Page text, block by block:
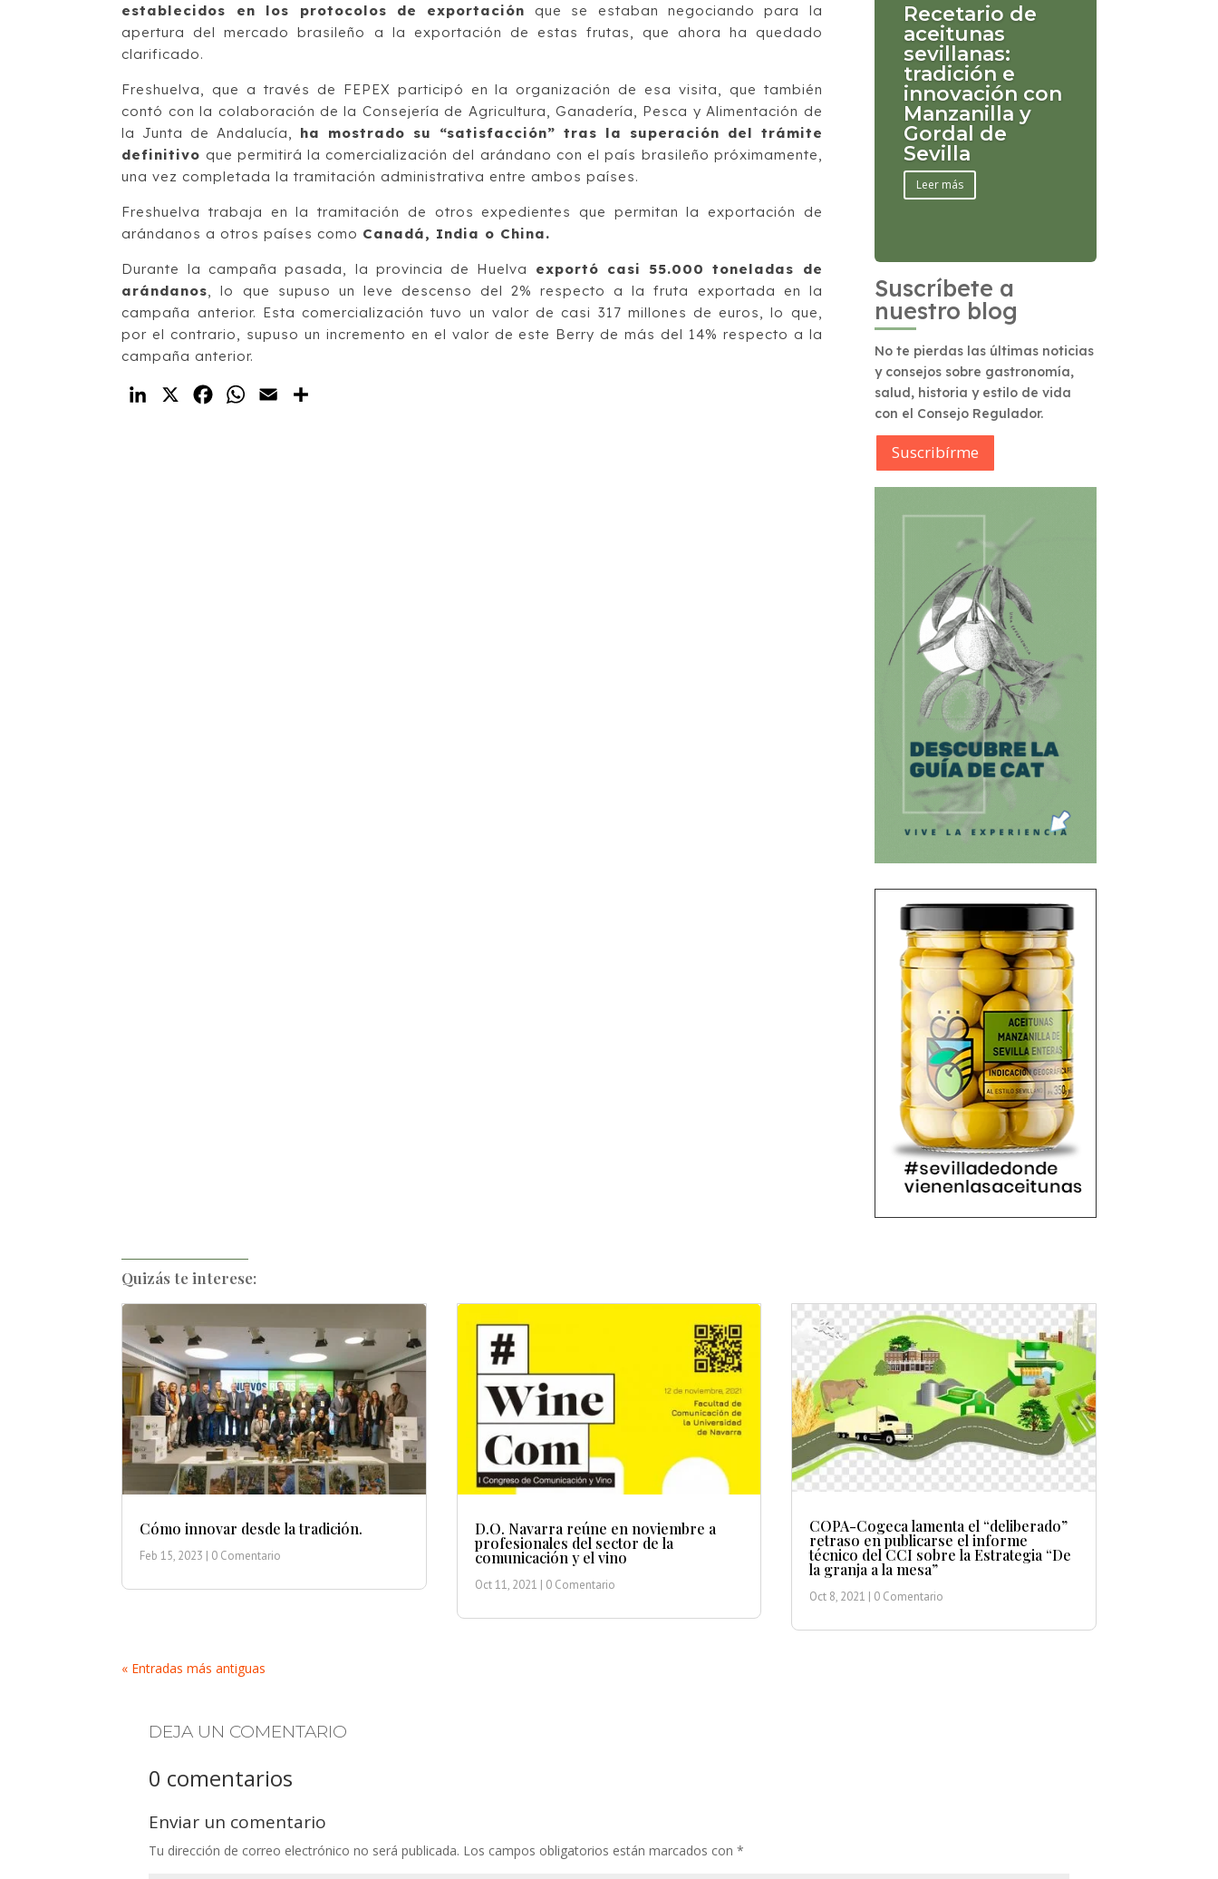
establecidos en los protocolos de exportación que se estaban negociando para la
apertura del mercado brasileño a la exportación de estas frutas, que ahora ha quedado
clarificado.
Freshuelva, que a través de FEPEX participó en la organización de esa visita, que también
contó con la colaboración de la Consejería de Agricultura, Ganadería, Pesca y Alimentación de
la Junta de Andalucía, ha mostrado su “satisfacción” tras la superación del trámite
definitivo que permitirá la comercialización del arándano con el país brasileño próximamente,
una vez completada la tramitación administrativa entre ambos países.
Freshuelva trabaja en la tramitación de otros expedientes que permitan la exportación de
arándanos a otros países como Canadá, India o China.
Durante la campaña pasada, la provincia de Huelva exportó casi 55.000 toneladas de
arándanos , lo que supuso un leve descenso del 2% respecto a la fruta exportada en la
campaña anterior. Esta comercialización tuvo un valor de casi 317 millones de euros, lo que,
por el contrario, supuso un incremento en el valor de este Berry de más del 14% respecto a la
campaña anterior.
LinkedIn
X FacebookWhatsApp
Email
Recetario de
aceitunas
sevillanas:
tradición e
innovación con
Manzanilla y
Gordal de
Sevilla
Leer más
Suscríbete a
nuestro blog
No te pierdas las últimas noticias
y consejos sobre gastronomía,
salud, historia y estilo de vida
con el Consejo Regulador.
Suscribírme
Quizás te interese:
Cómo innovar desde la tradición.
Feb 15, 2023 | 0 Comentario
D.O. Navarra reúne en noviembre a
profesionales del sector de la
comunicación y el vino
Oct 11, 2021 | 0 Comentario
COPA-Cogeca lamenta el “deliberado”
retraso en publicarse el informe
técnico del CCI sobre la Estrategia “De
la granja a la mesa”
Oct 8, 2021 | 0 Comentario
« Entradas más antiguas
DEJA UN COMENTARIO
0 comentarios
Enviar un comentario
Tu dirección de correo electrónico no será publicada. Los campos obligatorios están marcados con*